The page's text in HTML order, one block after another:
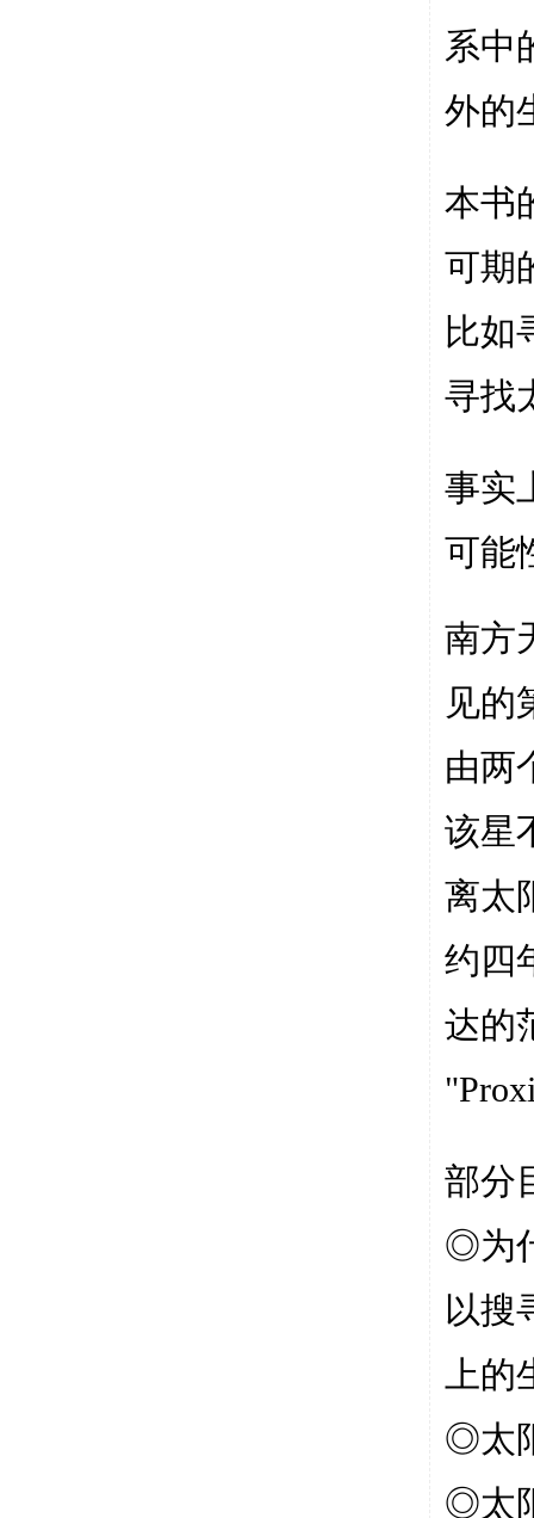
系中
外的
本书
可期
比如
寻找
事实
可能
南方
见的
由两
该星
离太
约四
达的
部分
◎为
以搜
上
◎太
◎太